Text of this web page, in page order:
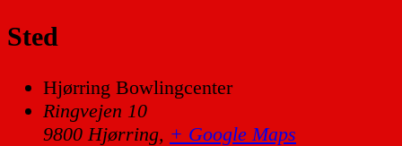
Sted
Hjørring Bowlingcenter
Ringvejen 10
9800 Hjørring, + Google Maps